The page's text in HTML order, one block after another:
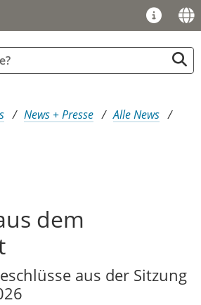
News + Presse
Alle News
dem
aus der Sitzung